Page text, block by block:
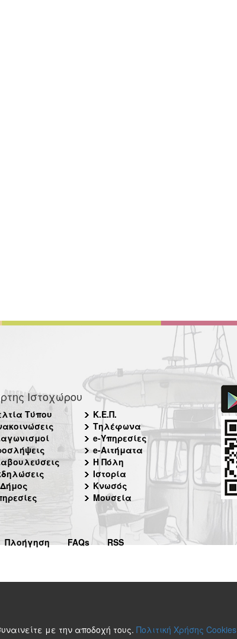
Ιστοχώρου
Τύπου
Κ.Ε.Π.
Τηλέφωνα
e-Υπηρεσίες
e-Αιτήματα
Η Πόλη
Ιστορία
Κνωσός
Μουσεία
Πλοήγηση FAQs RSS
με την αποδοχή τους. Πολιτική Χρήσης Cookies